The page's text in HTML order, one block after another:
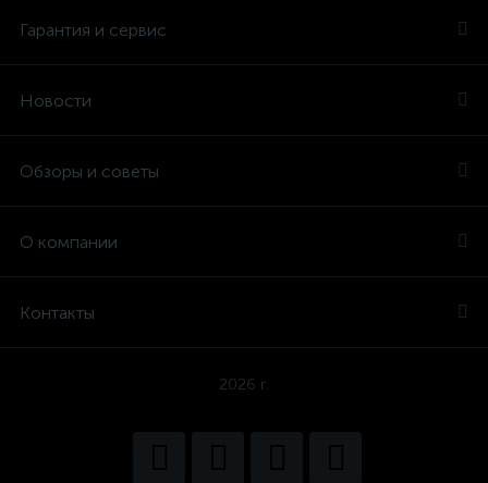
Гарантия и сервис
Новости
Обзоры и советы
О компании
Контакты
2026 г.